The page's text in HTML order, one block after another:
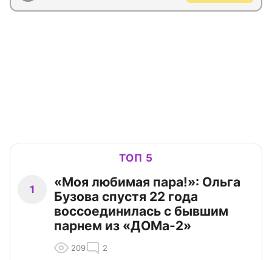
ТОП 5
1
«Моя любимая пара!»: Ольга
Бузова спустя 22 года
воссоединилась с бывшим
парнем из «ДОМа-2»
209 2